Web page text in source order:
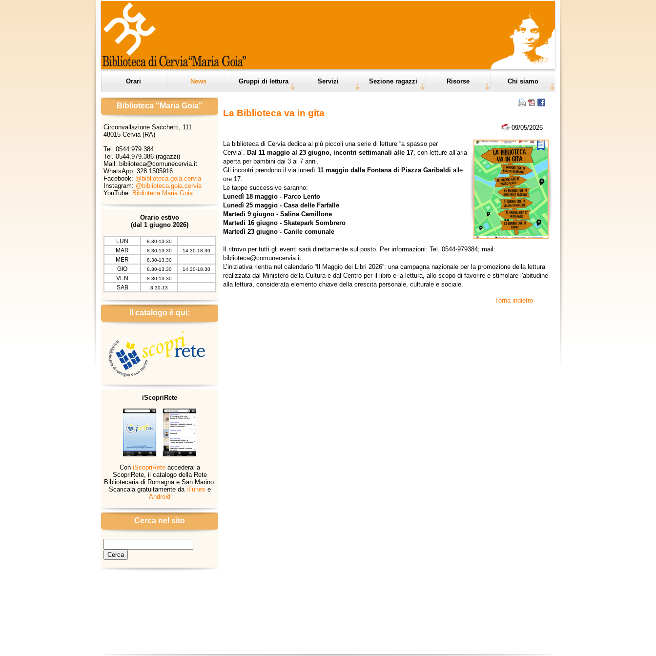
Orari News Gruppi di lettura Servizi Sezione ragazzi Risorse Chi siamo
Biblioteca "Maria Goia"
Circonvallazione Sacchetti, 111
48015 Cervia (RA)
Tel. 0544.979.384
Tel. 0544.979.386 (ragazzi)
Mail: biblioteca@comunecervia.it
WhatsApp: 328.1505916
Facebook: @biblioteca.goia.cervia
Instagram: @biblioteca.goia.cervia
YouTube: Biblioteca Maria Goia
Orario estivo
(dal 1 giugno 2026)
LUN 8.30-13.30
MAR 8.30-13.30 14.30-18.30
MER 8.30-13.30
GIO 8.30-13.30 14.30-18.30
VEN 8.30-13.30
SAB 8.30-13
Il catalogo è qui:
iScopriRete
Con iScopriReteaccederai a
ScopriRete, il catalogo della Rete
Bibliotecaria di Romagna e San Marino.
Scaricala gratuitamente da iTunes e
Android
Cerca nel sito
La Biblioteca va in gita
09/05/2026
La biblioteca di Cervia dedica ai più piccoli una serie di letture “a spasso per
Cervia”. Dal 11 maggio al 23 giugno, incontri settimanali alle 17, con letture all’aria
aperta per bambini dai 3 ai 7 anni.
Gli incontri prendono il via lunedì 11 maggio dalla Fontana di Piazza Garibaldi alle
ore 17.
Le tappe successive saranno:
Lunedì 18 maggio - Parco Lento
Lunedì 25 maggio - Casa delle Farfalle
Martedì 9 giugno - Salina Camillone
Martedì 16 giugno - Skatepark Sombrero
Martedì 23 giugno - Canile comunale
Il ritrovo per tutti gli eventi sarà direttamente sul posto. Per informazioni: Tel. 0544-979384; mail:
biblioteca@comunecervia.it.
L’iniziativa rientra nel calendario “Il Maggio dei Libri 2026”: una campagna nazionale per la promozione della lettura
realizzata dal Ministero della Cultura e dal Centro per il libro e la lettura, allo scopo di favorire e stimolare l'abitudine
alla lettura, considerata elemento chiave della crescita personale, culturale e sociale.
Torna indietro